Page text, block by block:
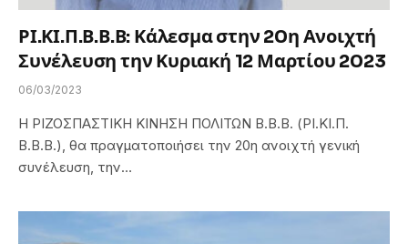
ΡΙ.ΚΙ.Π.Β.Β.Β: Κάλεσμα στην 20η Ανοιχτή
Συνέλευση την Κυριακή 12 Μαρτίου 2023
06/03/2023
Η ΡΙΖΟΣΠΑΣΤΙΚΗ ΚΙΝΗΣΗ ΠΟΛΙΤΩΝ Β.Β.Β. (ΡΙ.ΚΙ.Π.
Β.Β.Β.), θα πραγματοποιήσει την 20η ανοιχτή γενική
συνέλευση, την…